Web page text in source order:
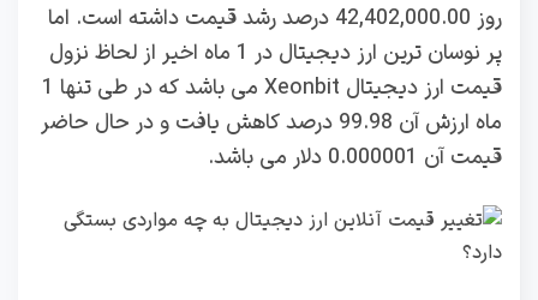
روز 42,402,000.00 درصد رشد قیمت داشته است. اما
پر نوسان ترین ارز دیجیتال در 1 ماه اخیر از لحاظ نزول
قیمت ارز دیجیتال Xeonbit می باشد که در طی تنها 1
ماه ارزش آن 99.98 درصد کاهش یافت و در حال حاضر
قیمت آن 0.000001 دلار می باشد.